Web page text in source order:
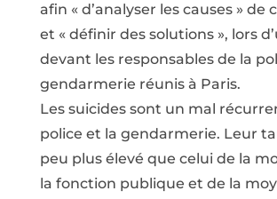
afin « d’analyser les causes » de
et « définir des solutions », lors
devant les responsables de la
gendarmerie réunis à Paris.
Les suicides sont un mal
police et la gendarmerie. Leur
peu plus élevé que celui de la
la fonction publique et de la